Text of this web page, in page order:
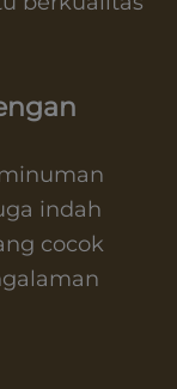
indah
cocok